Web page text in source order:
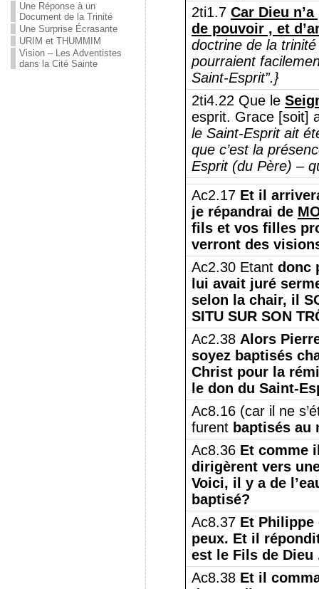
Une Réponse à un
Document de la Trinité
Une Surprise Écrasante
URIM et THUMMIM
Vision – Les Adventistes
dans la Cité Sainte
2ti1.7 Car Dieu
de pouvoir , et
doctrine de la
pourraient
Saint-Esprit”.}
2ti4.22 Que le
esprit. Grace [soit]
le Saint-Esprit ait
que c’est la
Esprit (du Père) –
Ac2.17 Et il
je répandrai de
fils et vos filles
verront des
Ac2.30 Etant donc
lui avait juré
selon la chair, il
SITU SUR SON
Ac2.38 Alors
soyez baptisés
Christ pour la
le don du Saint-
Ac8.16 (car il ne
furent baptisés au
Ac8.36 Et comme
dirigèrent vers
Voici, il y a de
baptisé?
Ac8.37 Et
peux. Et il
est le Fils de Dieu
Ac8.38 Et il